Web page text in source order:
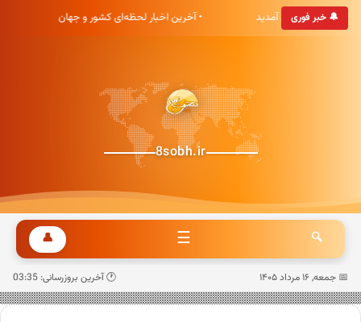
🔔 خبر فوری
خبری هشت صبح خوش آمدید • آخرین اخبار لحظه‌ای کشور و جهان
8sobh.ir
🔍
☰
👤
📅 جمعه, ۱۶ مرداد ۱۴۰۵ 🕐 آخرین بروزرسانی: 03:35